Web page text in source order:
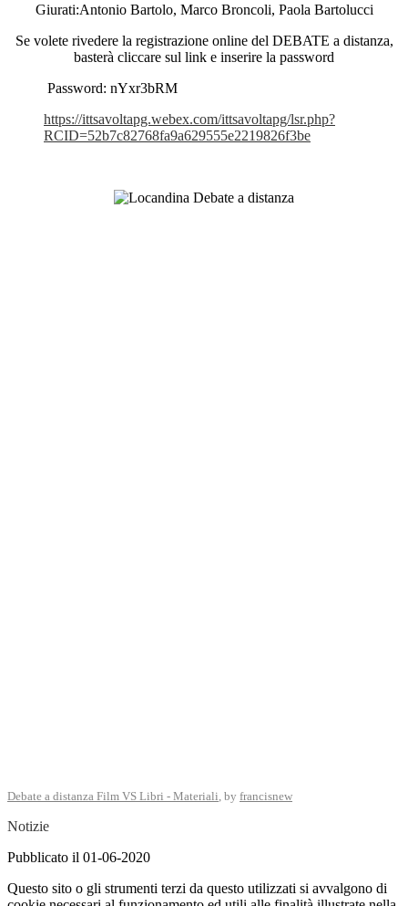
Giurati:Antonio Bartolo, Marco Broncoli, Paola Bartolucci
Se volete rivedere la registrazione online del DEBATE a distanza,
basterà cliccare sul link e inserire la password
Password: nYxr3bRM
https://ittsavoltapg.webex.com/ittsavoltapg/lsr.php?
RCID=52b7c82768fa9a629555e2219826f3be
Debate a distanza Film VS Libri - Materiali , by francisnew
Notizie
Pubblicato il 01-06-2020
Questo sito o gli strumenti terzi da questo utilizzati si avvalgono di